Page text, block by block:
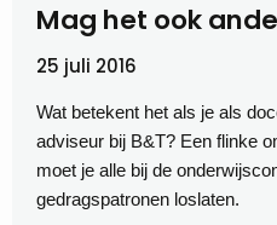
Mag het ook
25 juli 2016
Wat betekent het als je als
adviseur bij B&T? Een flinke
moet je alle bij de
gedragspatronen loslaten.